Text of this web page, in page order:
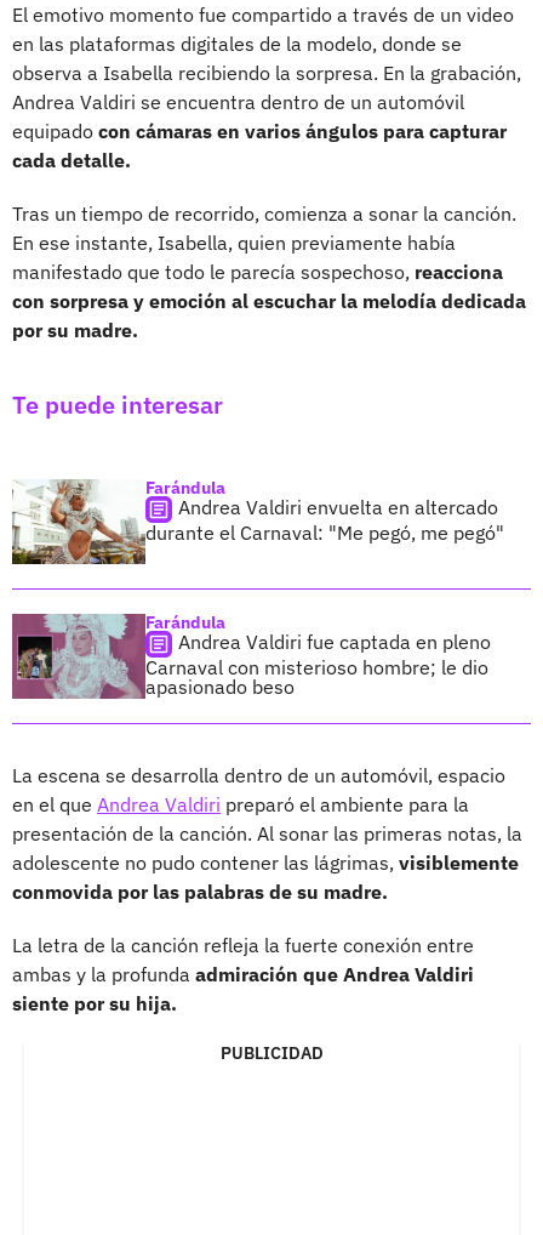
El emotivo momento fue compartido a través de un video
en las plataformas digitales de la modelo, donde se
observa a Isabella recibiendo la sorpresa. En la grabación,
Andrea Valdiri se encuentra dentro de un automóvil
equipado con cámaras en varios ángulos para capturar
cada detalle.
Tras un tiempo de recorrido, comienza a sonar la canción.
En ese instante, Isabella, quien previamente había
manifestado que todo le parecía sospechoso, reacciona
con sorpresa y emoción al escuchar la melodía dedicada
por su madre.
Te puede interesar
Farándula
Andrea Valdiri envuelta en altercado
durante el Carnaval: "Me pegó, me pegó"
Farándula
Andrea Valdiri fue captada en pleno
Carnaval con misterioso hombre; le dio
apasionado beso
La escena se desarrolla dentro de un automóvil, espacio
en el que Andrea Valdiri preparó el ambiente para la
presentación de la canción. Al sonar las primeras notas, la
adolescente no pudo contener las lágrimas, visiblemente
conmovida por las palabras de su madre.
La letra de la canción refleja la fuerte conexión entre
ambas y la profunda admiración que Andrea Valdiri
siente por su hija.
PUBLICIDAD